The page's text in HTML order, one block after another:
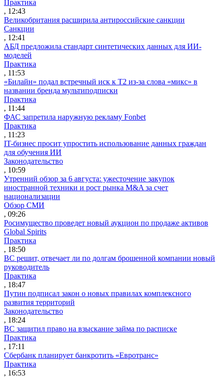
Практика
, 12:43
Великобритания расширила антироссийские санкции
Санкции
, 12:41
АБД предложила стандарт синтетических данных для ИИ-
моделей
Практика
, 11:53
«Билайн» подал встречный иск к Т2 из-за слова «микс» в
названии бренда мультиподписки
Практика
, 11:44
ФАС запретила наружную рекламу Fonbet
Практика
, 11:23
IT-бизнес просит упростить использование данных граждан
для обучения ИИ
Законодательство
, 10:59
Утренний обзор за 6 августа: ужесточение закупок
иностранной техники и рост рынка M&A за счет
национализации
Обзор СМИ
, 09:26
Росимущество проведет новый аукцион по продаже активов
Global Spirits
Практика
, 18:50
ВС решит, отвечает ли по долгам брошенной компании новый
руководитель
Практика
, 18:47
Путин подписал закон о новых правилах комплексного
развития территорий
Законодательство
, 18:24
ВС защитил право на взыскание займа по расписке
Практика
, 17:11
Сбербанк планирует банкротить «Евротранс»
Практика
, 16:53